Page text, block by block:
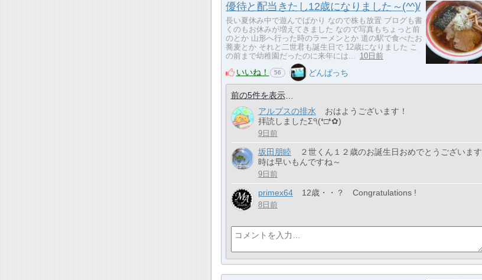
優待と配当きたし12歳になりました～(^^)/
長い夏休み中で遊んでばかり なので株も放置 ブログも書
くのもお休みが増えてきました なので写真もちょっと前
のとか 山形へ行った時のラーメンとか 道の駅で食べたお
蕎麦とか それと二世君も誕生日で 12歳になりました こ
の前まで幼稚園だったのに来年には... 10日前
いいね！ 56 どんぱっち
前の5件を表示
アルプスの排水
おはようございます！
拝読しましたΣ੧(❛□❛✿)
9日前
坂田朋睦
２世くん１２歳のお誕生日おめでとうございます
時は早いもんですね～
9日前
primex64 12歳・・？ Congratulations !
8日前